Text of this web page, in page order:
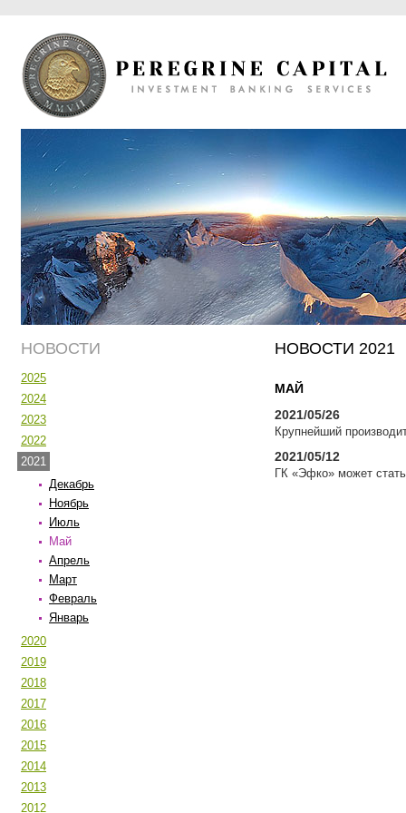
НОВОСТИ
2025
2024
2023
2022
2021
Декабрь
Ноябрь
Июль
Май
Апрель
Март
Февраль
Январь
2020
2019
2018
2017
2016
2015
2014
2013
2012
НОВОСТИ 2021
МАЙ
2021/05/26
Крупнейший
2021/05/12
ГК «Эфко» может